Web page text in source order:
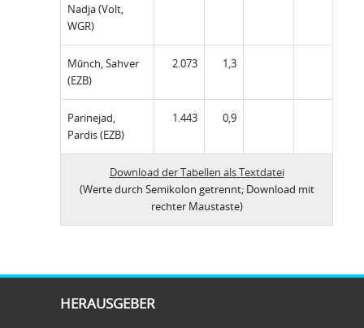
Nadja (Volt,
WGR)
Münch, Sahver
(EZB)
2.073 1,3
Parinejad,
Pardis (EZB)
1.443 0,9
Download der Tabellen als Textdatei
(Werte durch Semikolon getrennt; Download mit
rechter Maustaste)
HERAUSGEBER